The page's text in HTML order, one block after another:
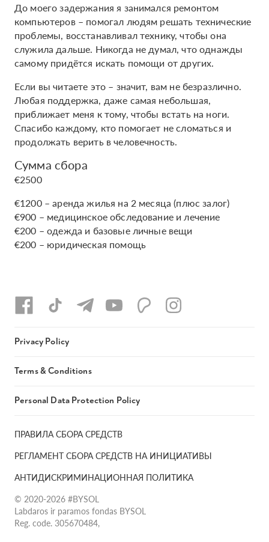
До моего задержания я занимался ремонтом
компьютеров – помогал людям решать технические
проблемы, восстанавливал технику, чтобы она
служила дальше. Никогда не думал, что однажды
самому придётся искать помощи от других.
Если вы читаете это – значит, вам не безразлично.
Любая поддержка, даже самая небольшая,
приближает меня к тому, чтобы встать на ноги.
Спасибо каждому, кто помогает не сломаться и
продолжать верить в человечность.
Сумма сбора
€2500
€1200 – аренда жилья на 2 месяца (плюс залог)
€900 – медицинское обследование и лечение
€200 – одежда и базовые личные вещи
€200 – юридическая помощь
ПРАВИЛА СБОРА СРЕДСТВ
РЕГЛАМЕНТ СБОРА СРЕДСТВ НА ИНИЦИАТИВЫ
АНТИДИСКРИМИНАЦИОННАЯ ПОЛИТИКА
© 2020-2026 #BYSOL
Labdaros ir paramos fondas BYSOL
Reg. code. 305670484,
Privacy Policy
Terms & Conditions
Personal Data Protection Policy